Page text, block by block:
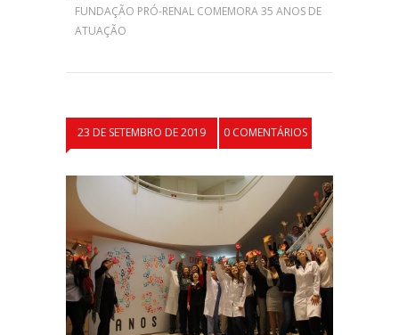
FUNDAÇÃO PRÓ-RENAL COMEMORA 35 ANOS DE
ATUAÇÃO
23 DE SETEMBRO DE 2019 0 COMENTÁRIOS